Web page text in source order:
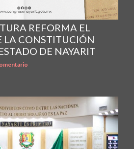
REFORMA EL
LA CONSTITUCIÓN
DE NAYARIT